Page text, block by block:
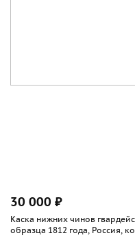
30 000 ₽
Каска нижних чинов
образца 1812 года, Россия,